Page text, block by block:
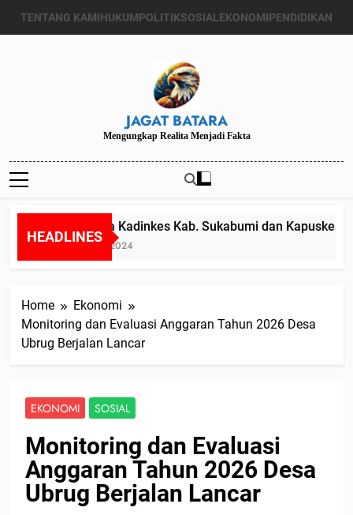
TENTANG KAMIHUKUMPOLITIKSOSIALEKONOMIPENDIDIKAN
JAGAT BATARA
Mengungkap Realita Menjadi Fakta
HEADLINES
Diduga Kadinkes Kab. Sukabumi dan
Juli 24, 2024
Home
Ekonomi
Monitoring dan Evaluasi Anggaran Tahun 2026 Desa
Ubrug Berjalan Lancar
EKONOMI SOSIAL
Monitoring dan Evaluasi
Anggaran Tahun 2026 Desa
Ubrug Berjalan Lancar